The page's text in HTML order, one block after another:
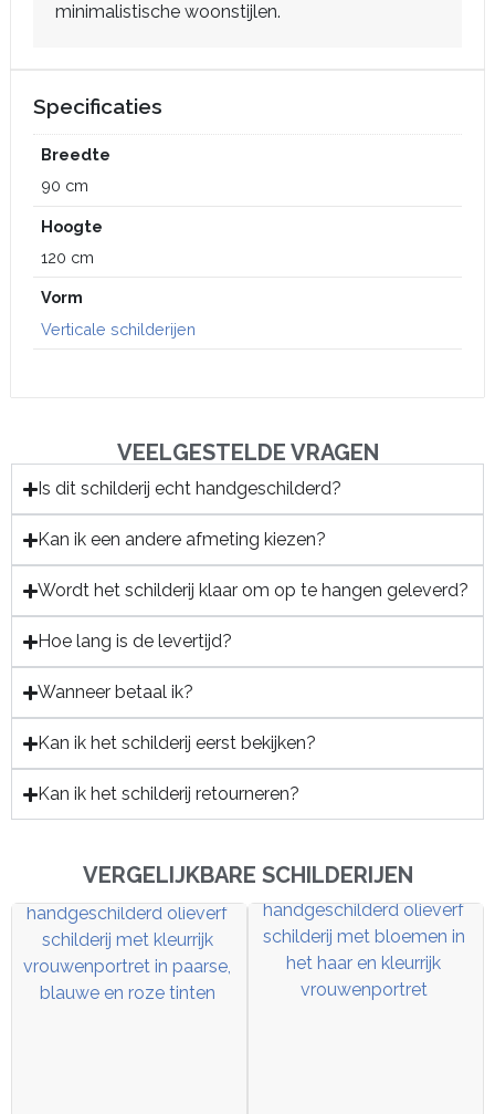
minimalistische woonstijlen.
Specificaties
Breedte
90 cm
Hoogte
120 cm
Vorm
Verticale schilderijen
VEELGESTELDE VRAGEN
Is dit schilderij echt handgeschilderd?
Kan ik een andere afmeting kiezen?
Wordt het schilderij klaar om op te hangen geleverd?
Hoe lang is de levertijd?
Wanneer betaal ik?
Kan ik het schilderij eerst bekijken?
Kan ik het schilderij retourneren?
VERGELIJKBARE SCHILDERIJEN